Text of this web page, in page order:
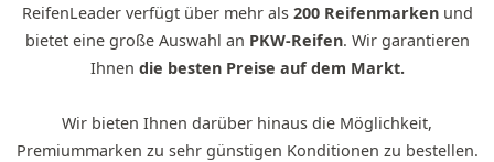
ReifenLeader verfügt über mehr als 200 Reifenmarkenund
bietet eine große Auswahl an PKW-Reifen. Wir garantieren
Ihnen die besten Preise auf dem Markt.
Wir bieten Ihnen darüber hinaus die Möglichkeit,
Premiummarken zu sehr günstigen Konditionen zu bestellen.